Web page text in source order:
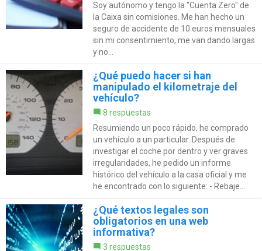
Soy autónomo y tengo la "Cuenta Zero" de
la Caixa sin comisiones. Me han hecho un
seguro de accidente de 10 euros mensuales
sin mi consentimiento, me van dando largas
y no...
¿Qué puedo hacer si han
manipulado el kilometraje del
vehículo?
8 respuestas
Resumiendo un poco rápido, he comprado
un vehículo a un particular. Después de
investigar el coche por dentro y ver graves
irregularidades, he pedido un informe
histórico del vehículo a la casa oficial y me
he encontrado con lo siguiente: - Rebaje...
¿Qué textos legales son
obligatorios en una web
informativa?
3 respuestas